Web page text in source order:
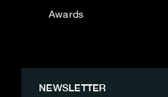
Awards
NEWSLETTER